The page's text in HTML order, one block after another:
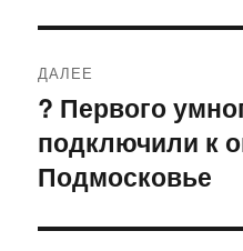
ДАЛЕЕ
Следующая
запись:
? Первого
подключили к
Подмосковье